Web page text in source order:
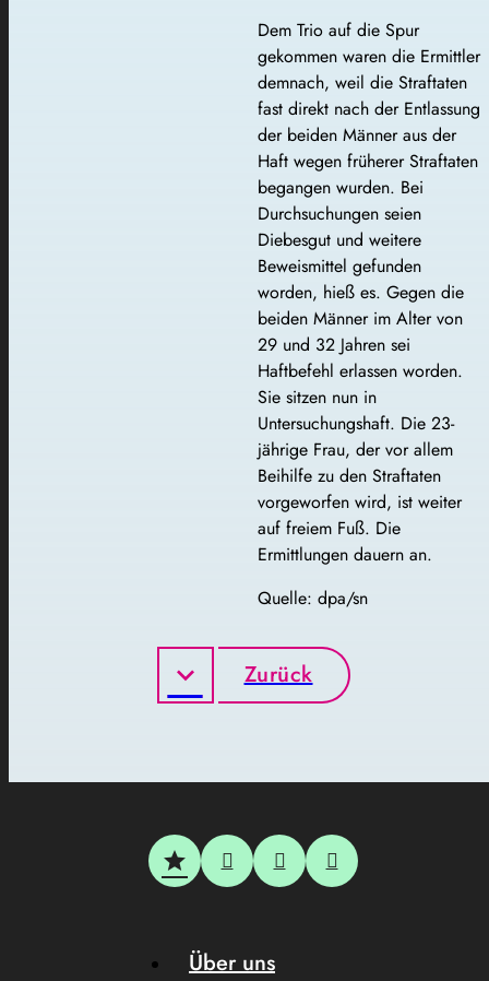
Dem Trio auf die Spur
gekommen waren die Ermittler
demnach, weil die Straftaten
fast direkt nach der Entlassung
der beiden Männer aus der
Haft wegen früherer Straftaten
begangen wurden. Bei
Durchsuchungen seien
Diebesgut und weitere
Beweismittel gefunden
worden, hieß es. Gegen die
beiden Männer im Alter von
29 und 32 Jahren sei
Haftbefehl erlassen worden.
Sie sitzen nun in
Untersuchungshaft. Die 23-
jährige Frau, der vor allem
Beihilfe zu den Straftaten
vorgeworfen wird, ist weiter
auf freiem Fuß. Die
Ermittlungen dauern an.
Quelle: dpa/sn
Zurück
Über uns